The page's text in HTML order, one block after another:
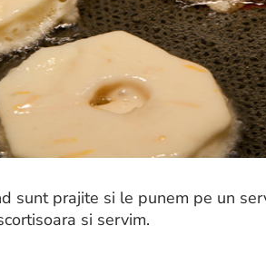
sunt prajite si le punem pe un
si servim.